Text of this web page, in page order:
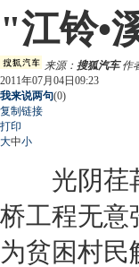
"江铃•
来源： 搜狐汽车作
2011年07月04日09:23
我来说两句(0)
复制链接
打印
大中小
光阴荏
桥工程无意
为贫困村民